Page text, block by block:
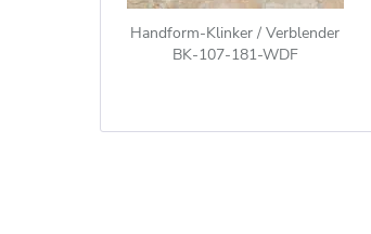
Handform-Klinker / Verblender
BK-107-181-WDF